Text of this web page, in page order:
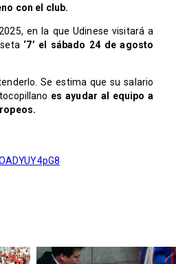
con el club.
en la que Udinese visitará a
‘7’ el sábado 24 de agosto
Se estima que su salario
es ayudar al equipo a